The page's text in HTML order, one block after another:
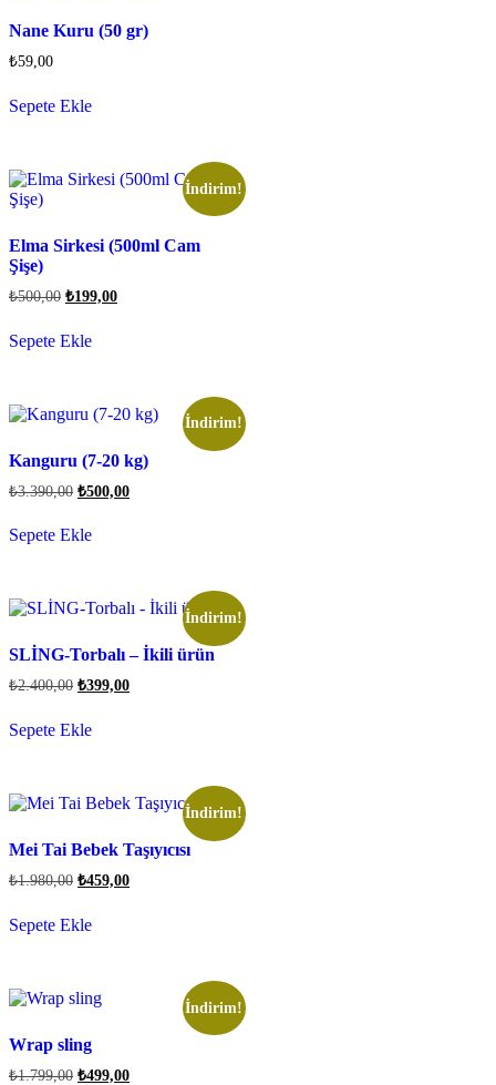
Nane Kuru (50 gr)
₺59,00
Sepete Ekle
İndirim!
Elma Sirkesi (500ml Cam
Şişe)
₺500,00 ₺199,00
Sepete Ekle
İndirim!
Kanguru (7-20 kg)
₺3.390,00 ₺500,00
Sepete Ekle
İndirim!
SLİNG-Torbalı – İkili ürün
₺2.400,00 ₺399,00
Sepete Ekle
İndirim!
Mei Tai Bebek Taşıyıcısı
₺1.980,00 ₺459,00
Sepete Ekle
İndirim!
Wrap sling
₺1.799,00 ₺499,00